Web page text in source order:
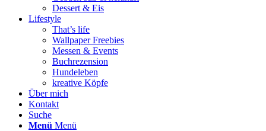
Dessert & Eis
Lifestyle
That’s life
Wallpaper Freebies
Messen & Events
Buchrezension
Hundeleben
kreative Köpfe
Über mich
Kontakt
Suche
Menü Menü